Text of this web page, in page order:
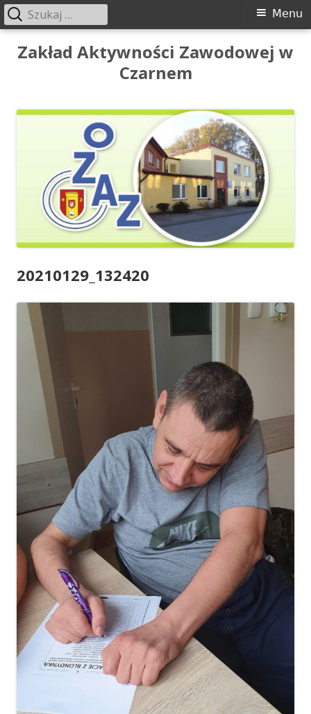
Przeskocz
Zakład Aktywności Zawodowej w
Czarnem
Menu
główne
Menu
Szukaj:
20210129_132420